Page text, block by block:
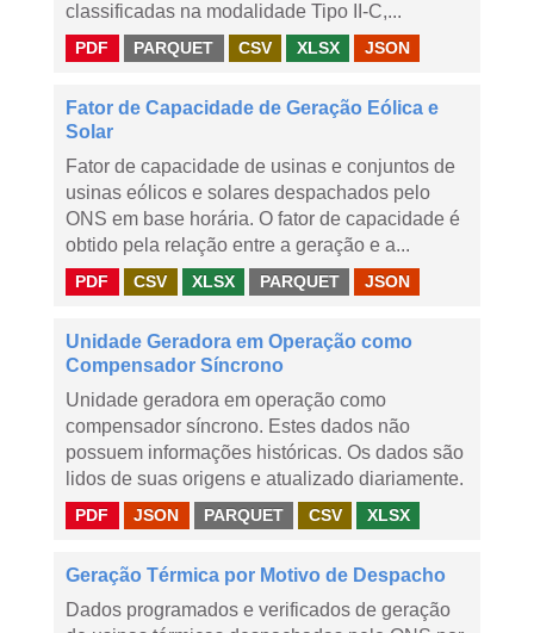
classificadas na modalidade Tipo II-C,...
PDF PARQUET CSV XLSX JSON
Fator de Capacidade de Geração Eólica e
Solar
Fator de capacidade de usinas e conjuntos de
usinas eólicos e solares despachados pelo
ONS em base horária. O fator de capacidade é
obtido pela relação entre a geração e a...
PDF CSV XLSX PARQUET JSON
Unidade Geradora em Operação como
Compensador Síncrono
Unidade geradora em operação como
compensador síncrono. Estes dados não
possuem informações históricas. Os dados são
lidos de suas origens e atualizado diariamente.
PDF JSON PARQUET CSV XLSX
Geração Térmica por Motivo de Despacho
Dados programados e verificados de geração